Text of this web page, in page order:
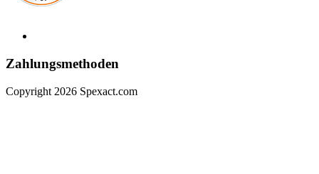
Zahlungsmethoden
Copyright 2026 Spexact.com